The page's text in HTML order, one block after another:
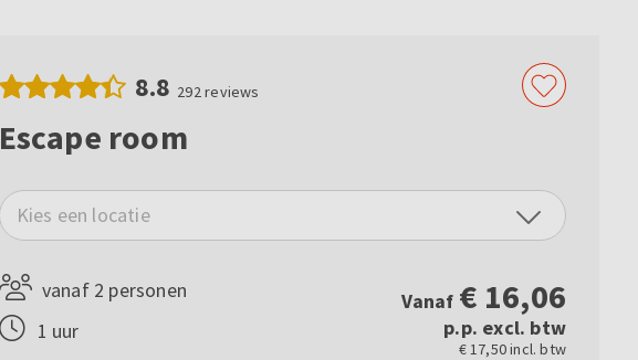
8.8 292reviews
Escape room
Kies een locatie
vanaf 2 personen
1 uur
Vanaf € 16,06
p.p. excl. btw
€ 17,50 incl. btw